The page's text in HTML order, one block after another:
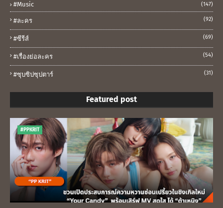
#music (147)
#ละคร (92)
#ซีรีส์ (69)
#เรื่องย่อละคร (54)
#ซุบซิปซุปตาร์ (31)
Featured post
#PPKRIT